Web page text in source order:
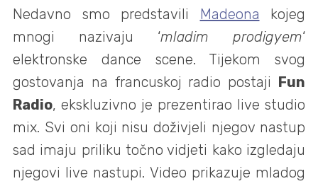
Nedavno smo predstavili Madeona kojeg
mnogi nazivaju ‘mladim prodigyem‘
elektronske dance scene. Tijekom svog
gostovanja na francuskoj radio postaji Fun
Radio, ekskluzivno je prezentirao live studio
mix. Svi oni koji nisu doživjeli njegov nastup
sad imaju priliku točno vidjeti kako izgledaju
njegovi live nastupi. Video prikazuje mladog